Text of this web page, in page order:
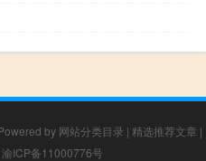
by 网站分类目录 | 精选推荐文章 |
渝ICP备11000776号